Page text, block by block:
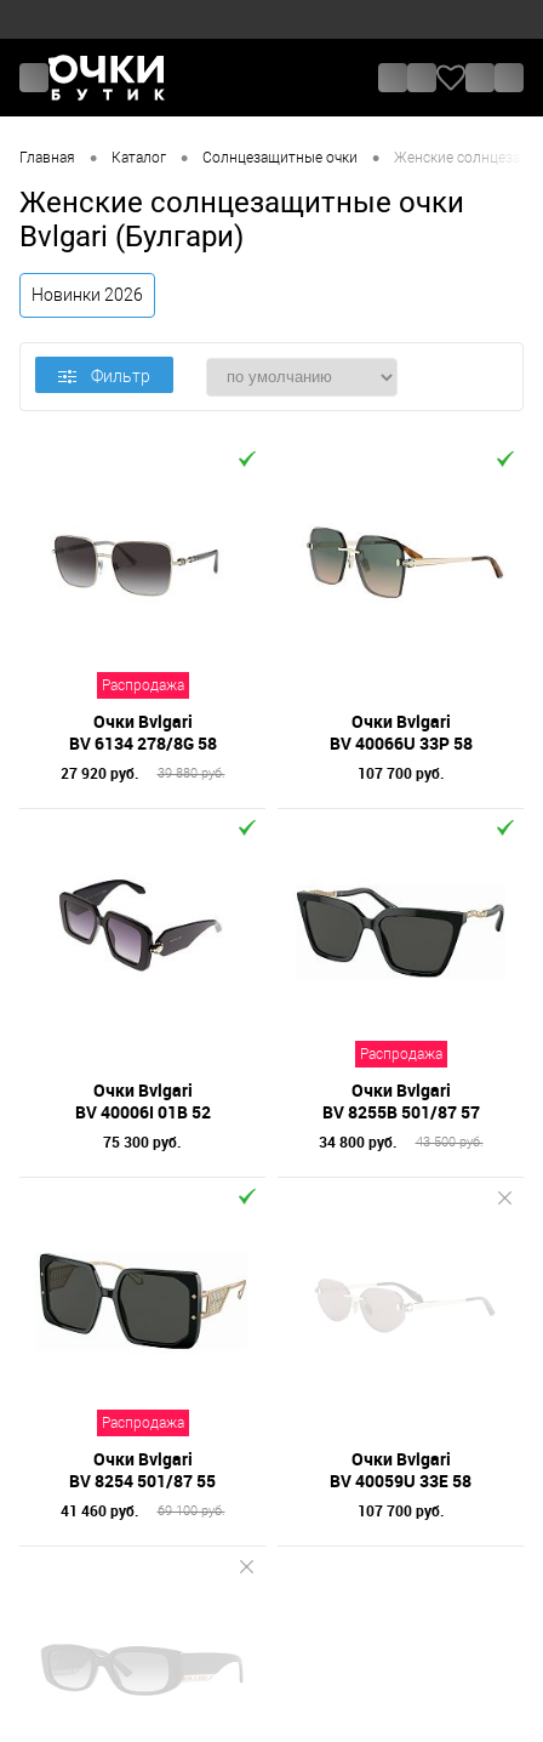
Главная • Каталог • Солнцезащитные очки • Женские
Женские солнцезащитные очки
Bvlgari (Булгари)
Новинки 2026
Цена
Назначение / Пол
Материал линз
Форма оправы
Тип оправы
Технология оптики
Материал оправы
Фильтр
Распродажа
Очки Bvlgari
BV 6134 278/8G 58
27 920 руб. 39 880 руб.
Очки Bvlgari
BV 40066U 33P 58
107 700 руб.
Очки Bvlgari
BV 40006I 01B 52
75 300 руб.
Распродажа
Очки Bvlgari
BV 8255B 501/87 57
34 800 руб. 43 500 руб.
Распродажа
Очки Bvlgari
BV 8254 501/87 55
41 460 руб. 69 100 руб.
Очки Bvlgari
BV 40059U 33E 58
107 700 руб.